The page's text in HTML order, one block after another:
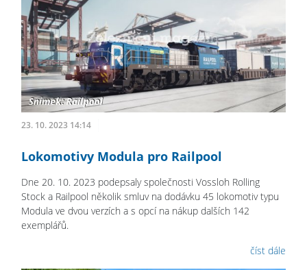
23. 10. 2023 14:14
Lokomotivy Modula pro Railpool
Dne 20. 10. 2023 podepsaly společnosti Vossloh Rolling
Stock a Railpool několik smluv na dodávku 45 lokomotiv typu
Modula ve dvou verzích a s opcí na nákup dalších 142
exemplářů.
číst dále